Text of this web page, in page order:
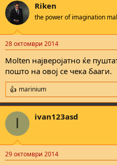
Riken
the power of imagination
28 октомври 2014
Molten најверојатно ќе
пошто на овој се чека бааги.
R
e
a
c
i
s
marinium
I ivan123asd
29 октомври 2014